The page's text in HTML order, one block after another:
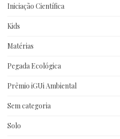
Iniciação Científica
Kids
Matérias
Pegada Ecológica
Prêmio iGUi Ambiental
Sem categoria
Solo